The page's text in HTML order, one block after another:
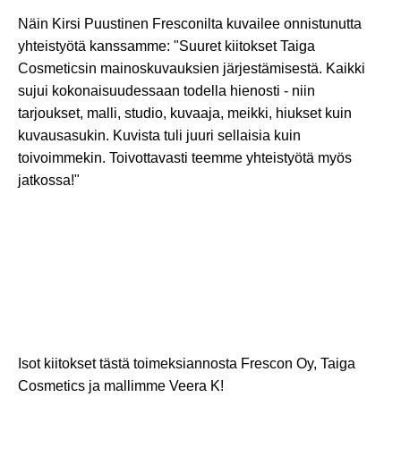
Näin Kirsi Puustinen Fresconilta kuvailee onnistunutta
yhteistyötä kanssamme: "Suuret kiitokset Taiga
Cosmeticsin mainoskuvauksien järjestämisestä. Kaikki
sujui kokonaisuudessaan todella hienosti - niin
tarjoukset, malli, studio, kuvaaja, meikki, hiukset kuin
kuvausasukin. Kuvista tuli juuri sellaisia kuin
toivoimmekin. Toivottavasti teemme yhteistyötä myös
jatkossa!"
Isot kiitokset tästä toimeksiannosta Frescon Oy, Taiga
Cosmetics ja mallimme Veera K!